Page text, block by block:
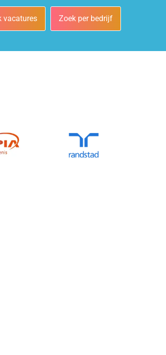
vacatures Zoek per bedrijf